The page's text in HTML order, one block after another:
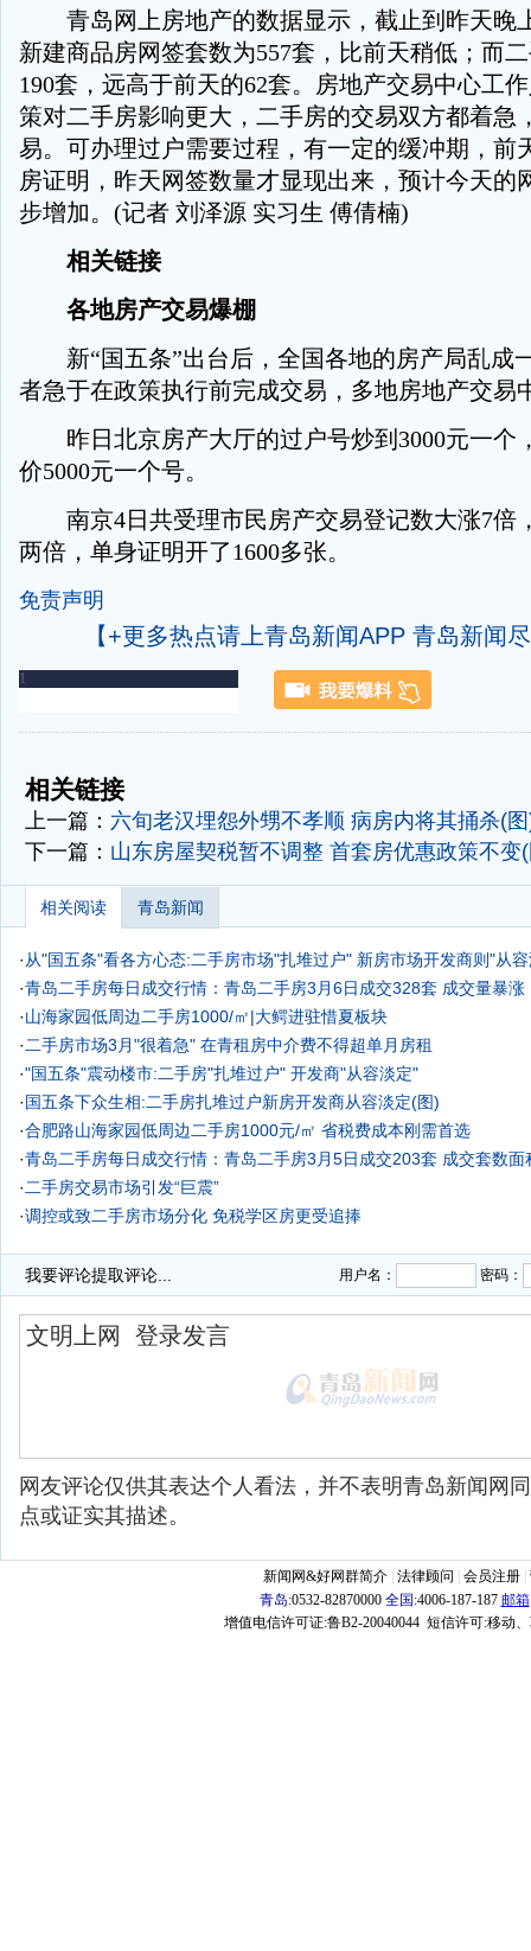
青岛网上房地产的数据显示，截止到昨天晚
新建商品房网签套数为557套，比前天稍低；而
190套，远高于前天的62套。房地产交易中心工
策对二手房影响更大，二手房的交易双方都着急
易。可办理过户需要过程，有一定的缓冲期，前
房证明，昨天网签数量才显现出来，预计今天的
步增加。(记者 刘泽源 实习生 傅倩楠)
相关链接
各地房产交易爆棚
新“国五条”出台后，全国各地的房产局乱成
者急于在政策执行前完成交易，多地房地产交易
昨日北京房产大厅的过户号炒到3000元一个
价5000元一个号。
南京4日共受理市民房产交易登记数大涨7倍
两倍，单身证明开了1600多张。
免责声明
【+更多热点请上青岛新闻APP 青岛新闻
-
相关链接
上一篇： 六旬老汉埋怨外甥不孝顺 病房内将其捅杀(
下一篇： 山东房屋契税暂不调整 首套房优惠政策不变
相关阅读 青岛新闻
· 从"国五条"看各方心态:二手房市场"扎堆过户" 新房市场开发商则"从
·青岛二手房每日成交行情：青岛二手房3月6日成交328套 成交量暴涨
·山海家园低周边二手房1000/㎡|大鳄进驻惜夏板块
· 二手房市场3月"很着急" 在青租房中介费不得超单月房租
·"国五条"震动楼市:二手房"扎堆过户" 开发商"从容淡定"
·国五条下众生相:二手房扎堆过户新房开发商从容淡定(图)
·合肥路山海家园低周边二手房1000元/㎡ 省税费成本刚需首选
·青岛二手房每日成交行情：青岛二手房3月5日成交203套 成交套数面
· 二手房交易市场引发“巨震”
·调控或致二手房市场分化 免税学区房更受追捧
我要评论提取评论... 用户名： 密码：
网友评论仅供其表达个人看法，并不表明青岛新闻网
点或证实其描述。